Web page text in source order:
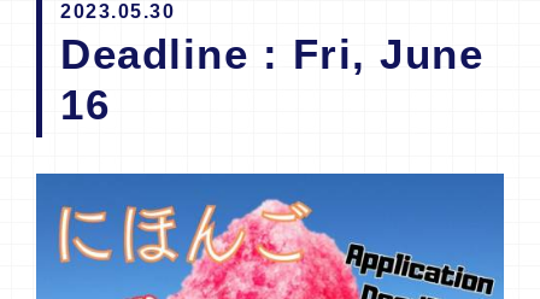
2023.05.30
Deadline : Fri, June
16